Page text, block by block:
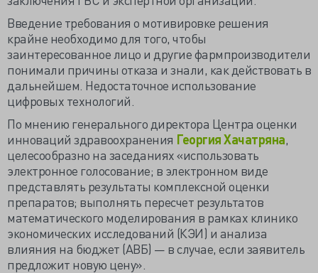
Введение требования о мотивировке решения
крайне необходимо для того, чтобы
заинтересованное лицо и другие фармпроизводители
понимали причины отказа и знали, как действовать в
дальнейшем. Недостаточное использование
цифровых технологий.
По мнению генерального директора Центра оценки
инноваций здравоохранения Георгия Хачатряна,
целесообразно на заседаниях «использовать
электронное голосование; в электронном виде
представлять результаты комплексной оценки
препаратов; выполнять пересчет результатов
математического моделирования в рамках клинико
экономических исследований (КЭИ) и анализа
влияния на бюджет (АВБ) — в случае, если заявитель
предложит новую цену».